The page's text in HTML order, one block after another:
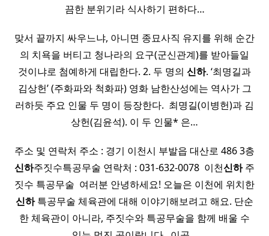
끔한 분위기라 식사하기 편하다…
맞서 끝까지 싸우느냐, 아니면 종묘사직 유지를 위해 순간
의 치욕을 버티고 청나라의 요구(군신관계)를 받아들일
것이냐로 첨예하게 대립한다. 2. 두 명의 신하. ‘최명길과
김상헌’ (주화파와 척화파) 영화 남한산성에는 역사가 그
러하듯 주요 인물 두 명이 등장한다. ​ 최명길(이병헌)과 김
상헌(김윤석). 이 두 인물* 은…
주소 및 연락처 주소 : 경기 이천시 부발읍 대산로 486 3층
신하주짓수특공무술 연락처 : 031-632-0078 ​ 이천신하주
짓수 특공무술 ​ 여러분 안녕하세요! 오늘은 이천에 위치한
신하특공무술 체육관에 대해 이야기해보려고 해요. 단순
한 체육관이 아니라, 주짓수와 특공무술을 함께 배울 수